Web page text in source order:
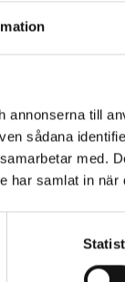
till
sådana
med.
har samlat in